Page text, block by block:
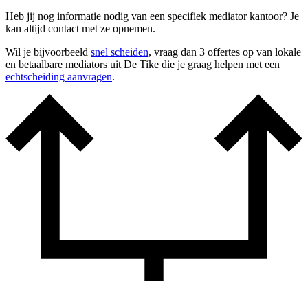
Heb jij nog informatie nodig van een specifiek mediator kantoor? Je
kan altijd contact met ze opnemen.
Wil je bijvoorbeeld snel scheiden, vraag dan 3 offertes op van lokale
en betaalbare mediators uit De Tike die je graag helpen met een
echtscheiding aanvragen.